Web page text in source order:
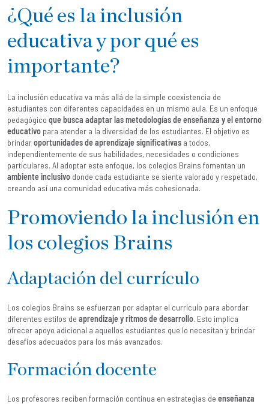
¿Qué es la inclusión
educativa y por qué es
importante?
La inclusión educativa va más allá de la simple coexistencia de
estudiantes con diferentes capacidades en un mismo aula. Es un enfoque
pedagógico que busca adaptar las metodologías de enseñanza y el entorno
educativo para atender a la diversidad de los estudiantes. El objetivo es
brindaroportunidades de aprendizaje significativas a todos,
independientemente de sus habilidades, necesidades o condiciones
particulares. Al adoptar este enfoque, los colegios Brains fomentan un
ambiente inclusivo donde cada estudiante se siente valorado y respetado,
creando así una comunidad educativa más cohesionada.
Promoviendo la inclusión en
los colegios Brains
Adaptación del currículo
Los colegios Brains se esfuerzan por adaptar el currículo para abordar
diferentes estilos de aprendizaje y ritmos de desarrollo. Esto implica
ofrecer apoyo adicional a aquellos estudiantes que lo necesitan y brindar
desafíos adecuados para los más avanzados.
Formación docente
Los profesores reciben formación continua en estrategias de enseñanza